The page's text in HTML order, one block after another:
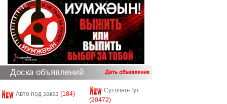
Доска объявлений Дать объявление
Авто под заказ (184)
Суточно-Тут
(20472)